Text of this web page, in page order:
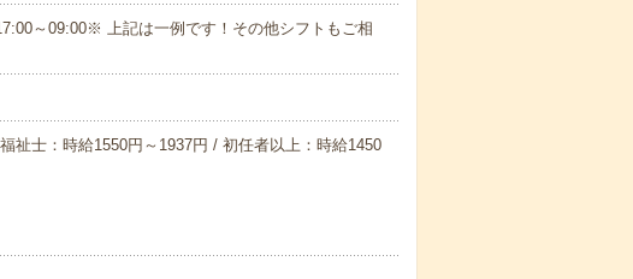
～09:00※ 上記は一例です！その他シフトもご相
祉士：時給1550円～1937円 / 初任者以上：時給1450